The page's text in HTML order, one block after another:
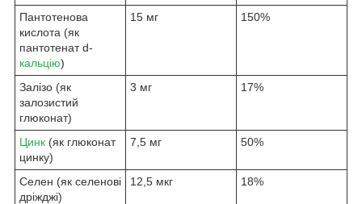
Пантотенова
кислота (як
пантотенат d-
кальцію)
15 мг 150%
Залізо (як
залозистий
глюконат)
3 мг 17%
Цинк (як глюконат
цинку)
7,5 мг 50%
Селен (як селенові
дріжджі)
12,5 мкг 18%